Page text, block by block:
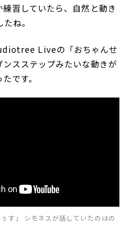
練習していたら、自然と動き
ね。
Liveの「おちゃんせ
ンスステップみたいな動きが
です。
す」 シモネスが話していたのはの